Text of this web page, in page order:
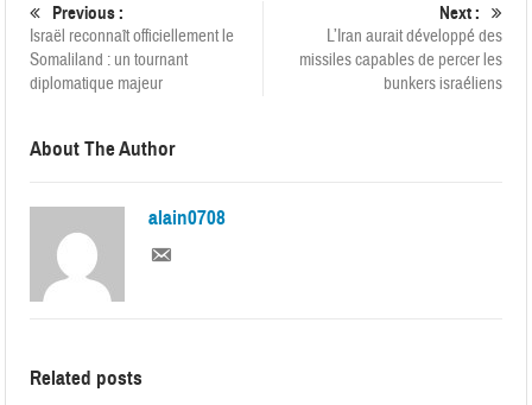
Previous :
Israël reconnaît officiellement le
Somaliland : un tournant
diplomatique majeur
Next :
L’Iran aurait développé des
missiles capables de percer les
bunkers israéliens
About The Author
alain0708
Related posts